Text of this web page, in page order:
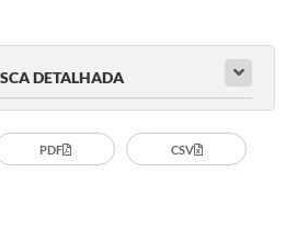
DETALHADA
PDF CSV